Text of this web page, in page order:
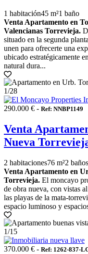
1 habitación45 m²1 baño
Venta Apartamento en
Valencianas Torrevieja.
situado en la segunda
unen para ofrecerte una
ubicado estratégicamente
natural dura...
1/28
290.000 € - Ref: NNBP1149
Venta
Nueva
2 habitaciones76 m²2 baños
Venta Apartamento en
Torrevieja. El moncayo
de obra nueva, con vistas
las playas de la mata-
espacio luminoso y
1/15
370.000 € - Ref: 1262-837-